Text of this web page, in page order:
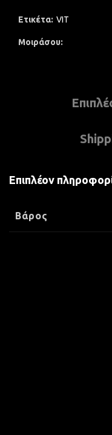
Ετικέτα: VIT
Μοιράσου
Επιπλέον
Βάρος